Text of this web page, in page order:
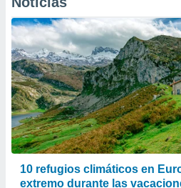
10 refugios climáticos en
extremo durante las